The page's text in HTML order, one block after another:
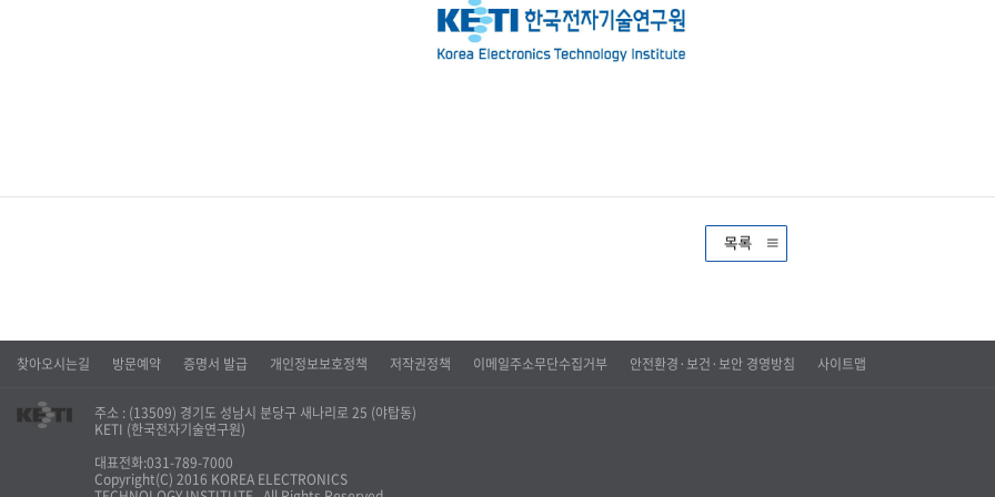
찾아오시는길 방문예약 증명서 발급 개인정보보호정책 저작권정책 이메일주소무단수집거부 안전환경·보건·보안 경영방침 사이트맵
주소 : (13509) 경기도 성남시 분당구 새나리로 25 (야탑동)
KETI (한국전자기술연구원)
대표전화:031-789-7000
Copyright(C) 2016 KOREA ELECTRONICS